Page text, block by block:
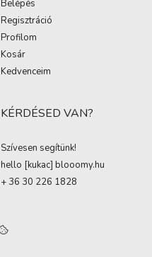
Belépés
Regisztráció
Profilom
Kosár
Kedvenceim
KÉRDÉSED VAN?
Szívesen segítünk!
hello [kukac] blooomy.hu
+ 36 30 226 1828